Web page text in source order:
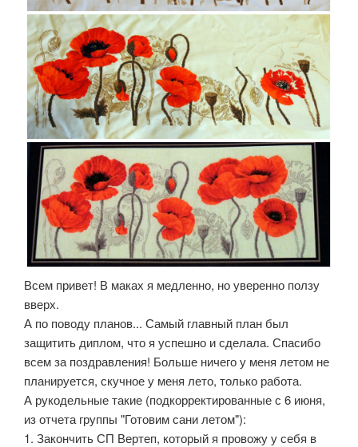
Всем привет! В маках я медленно, но уверенно ползу
вверх.
А по поводу планов... Самый главный план был
защитить диплом, что я успешно и сделала. Спасибо
всем за поздравления! Больше ничего у меня летом не
планируется, скучное у меня лето, только работа.
А рукодельные такие (подкорректированные с 6 июня,
из отчета группы "Готовим сани летом"):
1. Закончить СП Вертеп, который я провожу у себя в